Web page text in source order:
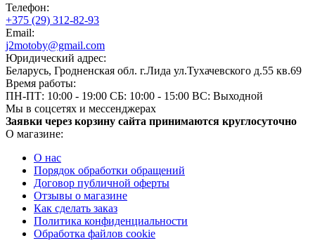
Телефон:
+375 (29) 312-82-93
Email:
j2motoby@gmail.com
Юридический адрес:
Беларусь, Гродненская обл. г.Лида ул.Тухачевского д.55 кв.69
Время работы:
ПН-ПТ: 10:00 - 19:00 СБ: 10:00 - 15:00 ВС: Выходной
Мы в соцсетях и мессенджерах
Заявки через корзину сайта принимаются круглосуточно
О магазине:
О нас
Порядок обработки обращений
Договор публичной оферты
Отзывы о магазине
Как сделать заказ
Политика конфиденциальности
Обработка файлов cookie